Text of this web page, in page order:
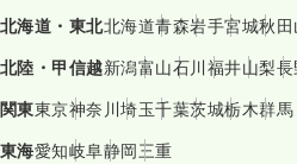
北海道・東北北海道青森岩手宮城秋田
北陸・甲信越新潟富山石川福井山梨長
関東東京神奈川埼玉千葉茨城栃木群馬
東海愛知岐阜静岡三重